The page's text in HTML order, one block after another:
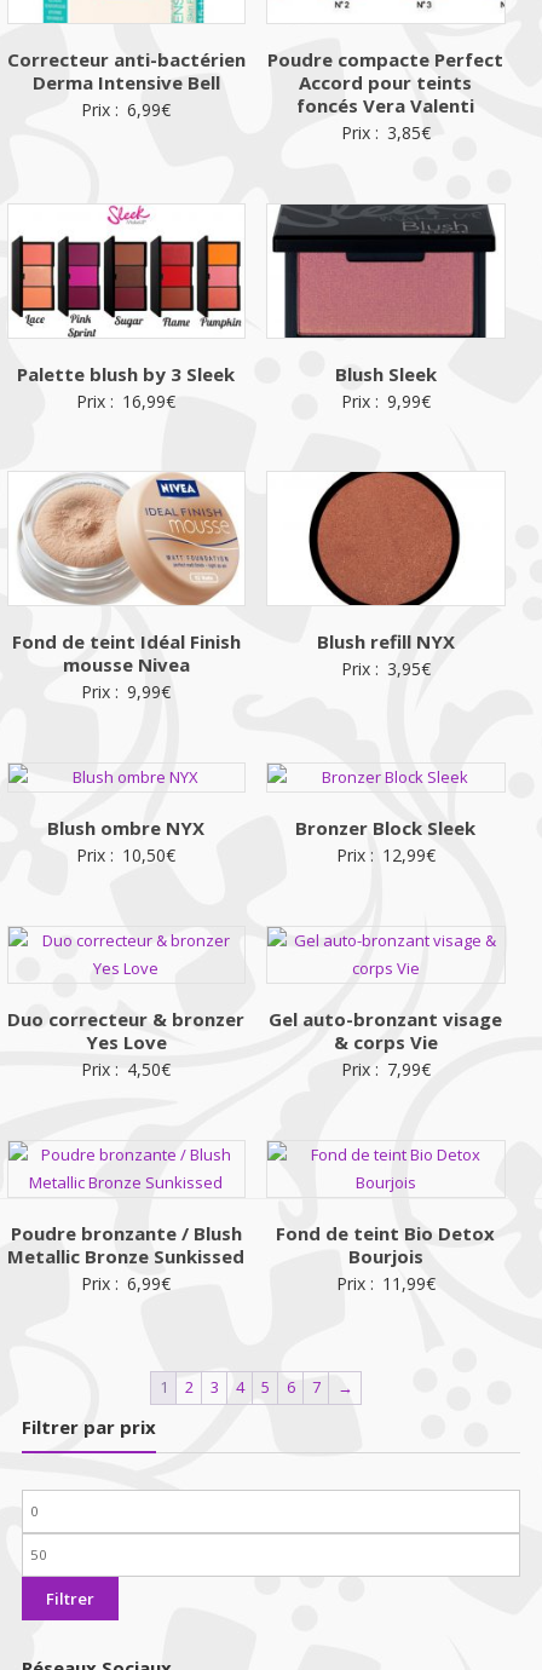
Correcteur anti-bactérien
Derma Intensive Bell
Prix : 6,99€
Poudre compacte Perfect
Accord pour teints
foncés Vera Valenti
Prix : 3,85€
Palette blush by 3 Sleek
Prix : 16,99€
Blush Sleek
Prix : 9,99€
Fond de teint Idéal Finish
mousse Nivea
Prix : 9,99€
Blush refill NYX
Prix : 3,95€
Blush ombre NYX
Prix : 10,50€
Bronzer Block Sleek
Prix : 12,99€
Duo correcteur & bronzer
Yes Love
Prix : 4,50€
Gel auto-bronzant visage
& corps Vie
Prix : 7,99€
Poudre bronzante / Blush
Metallic Bronze Sunkissed
Prix : 6,99€
Fond de teint Bio Detox
Bourjois
Prix : 11,99€
1 2 3 4 5 6 7 →
Filtrer par prix
Prix
min
Prix
max
Filtrer